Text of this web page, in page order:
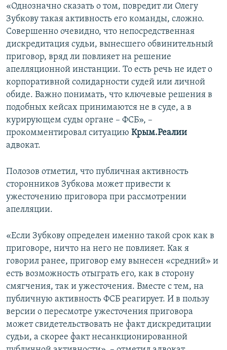
«Однозначно сказать о том, повредит ли Олегу
Зубкову такая активность его команды, сложно.
Совершенно очевидно, что непосредственная
дискредитация судьи, вынесшего обвинительный
приговор, вряд ли повлияет на решение
апелляционной инстанции. То есть речь не идет о
корпоративной солидарности судей или личной
обиде. Важно понимать, что ключевые решения в
подобных кейсах принимаются не в суде, а в
курирующем суды органе – ФСБ», –
прокомментировал ситуацию Крым.Реалии
адвокат.
Полозов отметил, что публичная активность
сторонников Зубкова может привести к
ужесточению приговора при рассмотрении
апелляции.
«Если Зубкову определен именно такой срок как в
приговоре, ничто на него не повлияет. Как я
говорил ранее, приговор ему вынесен «средний» и
есть возможность отыграть его, как в сторону
смягчения, так и ужесточения. Вместе с тем, на
публичную активность ФСБ реагирует. И в пользу
версии о пересмотре ужесточения приговора
может свидетельствовать не факт дискредитации
судьи, а скорее факт несанкционированной